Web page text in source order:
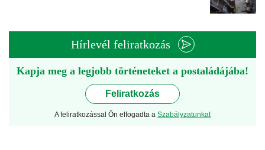
Hírlevél feliratkozás
Kapja meg a legjobb történeteket a postaládájába!
Feliratkozás
A feliratkozással Ön elfogadta a Szabályzatunkat